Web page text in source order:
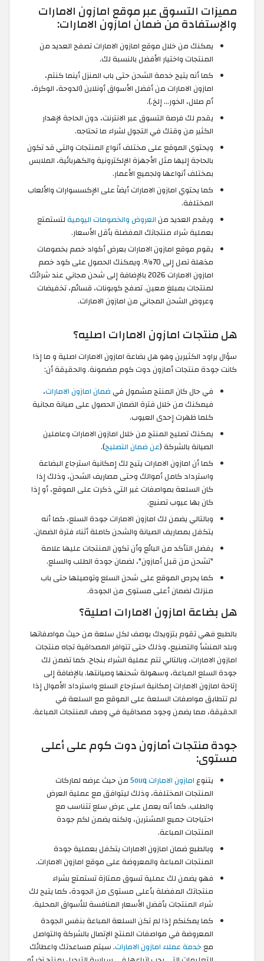
مميزات التسوق عبر موقع امازون الامارات
والإستفادة من ضمان امازون الامارات:
يمكنك من خلال موقع امازون الامارات تصفح العديد من
المنتجات واختيار الأفضل بالنسبة لك.
كما أنه يتيح خدمة الشحن حتى باب المنزل أينما كنتم،
امازون الامارات من أفضل الأسواق أونلاين (الدوحة، الوكرة،
أم صلال، الخور... إلخ.).
يقدم لك فرصة التسوق عبر الانترنت، دون الحاجة لإهدار
الكثير من وقتك في التجول لشراء ما تحتاجه.
ويحتوي الموقع على مختلف أنواع المنتجات والتي قد تكون
بالحاجة إليها مثل الأجهزة الإلكترونية والكهربائية، الملابس
بمختلف أنواعها ولجميع الأعمار.
كما يحتوي امازون الامارات أيضاً على اﻹكسسوارات والألعاب
المختلفة.
ويقدم العديد من العروض والخصومات اليوميةلتستمتع
بعملية شراء منتجاتك المفضلة بأقل الأسعار.
يقوم موقع امازون الامارات بعرض أكواد خصم بخصومات
مذهلة تصل إلى 70%. ويمكنك الحصول على كود خصم
امازون الامارات 2026 بالإضافة إلى شحن مجاني عند شرائك
لمنتجات بمبلغ معين. تصفح كوبونات، قسائم، تخفيضات
وعروض الشحن المجاني من امازون الامارات.
هل منتجات امازون الامارات اصليه؟
سؤال يراود الكثيرين وهو هل بضاعة امازون الامارات اصلية و ما إذا
كانت جودة منتجات أمازون دوت كوم مضمونة. والحقيقة أن:
في حال كان المنتج مشمول في ضمان امازون الامارات،
فيمكنك من خلال فترة الضمان الحصول على صيانة مجانية
كلما ظهرت إحدى العيوب.
يمكنك تصليح المنتج من خلال امازون الامارات وعاملين
الصيانة بالشركة (عن ضمان التصليح).
كما أن امازون الامارات يتيح لك إمكانية استرجاع البضاعة
واسترداد كامل أموالك وحتى مصاريف الشحن، وذلك إذا
كان السلعة بمواصفات غير التي ذكرت على الموقع، أو إذا
كان بها عيوب تصنيع.
وبالتالي يضمن لك امازون الامارات جودة السلع، كما أنه
يتكفل بمصاريف الصيانة والشحن كاملة أثناء فترة الضمان.
يفضل التأكد من البائع وأن تكون المنتجات عليها علامة
"تشحن من قبل أمازون"، لضمان جودة الطلب والسلع.
كما يحرص الموقع على شحن السلع وتوصيلها حتى باب
منزلك لضمان أعلى مستوى من الجودة.
هل بضاعة امازون الامارات اصلية؟
بالطبع فهي تقوم بتزويدك بوصف لكل سلعة من حيث مواصفاتها
وبلد المنشأ والتصنيع، وذلك حتى تتوافر المصداقية تجاه منتجات
امازون الامارات، وبالتالي تتم عملية الشراء بنجاح. كما تضمن لك
جودة السلع المباعة، وسهولة شحنها وصيانتها. بالإضافة إلى
إتاحة امازون الامارات إمكانية استرجاع السلع واسترداد الأموال إذا
لم تتطابق مواصفات السلعة على الموقع مع السلعة في
الحقيقة، مما يضمن وجود مصداقية في وصف المنتجات المباعة.
جودة منتجات أمازون دوت كوم على أعلى
مستوى:
يتنوع امازون الامارات Souq
من حيث عرضه لماركات
المنتجات المختلفة، وذلك ليتوافق مع عملية العرض
والطلب. كما أنه يعمل على عرض سلع تتناسب مع
احتياجات جميع المشترين، ولكنه يضمن لكم جودة
المنتجات المباعة.
وبالطبع ضمان امازون الامارات يتكفل بعملية جودة
المنتجات المباعة والمعروضة على موقع امازون الامارات.
فهو يضمن لك عملية تسوق ممتازة تستمتع بشراء
منتجاتك المفضلة بأعلى مستوى من الجودة، كما يتيح لك
شراء المنتجات بأفضل الأسعار المنافسة للأسواق المحلية.
كما يمكنكم إذا لم تكن السلعة المباعة بنفس الجودة
المعروضة في مواصفات المنتج الإتصال بالشركة والتواصل
معخدمة عملاء امازون الامارات. سيتم مساعدتك واعطائك